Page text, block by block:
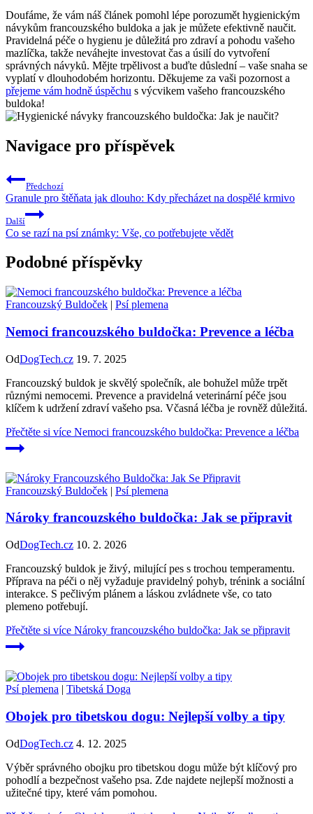
Doufáme, že vám náš článek pomohl lépe porozumět hygienickým
návykům francouzského buldoka a jak je můžete efektivně naučit.
Pravidelná péče o hygienu je důležitá pro zdraví a pohodu vašeho
mazlíčka, takže neváhejte investovat čas a úsilí do vytvoření
správných návyků. Mějte trpělivost a buďte důslední – vaše snaha se
vyplatí v dlouhodobém horizontu. Děkujeme za vaši pozornost a
přejeme vám hodně úspěchu s výcvikem vašeho francouzského
buldoka!
Navigace pro příspěvek
Předchozí
Granule pro štěňata jak dlouho: Kdy přecházet na dospělé krmivo
Další
Co se razí na psí známky: Vše, co potřebujete vědět
Podobné příspěvky
Francouzský Buldoček | Psí plemena
Nemoci francouzského buldočka: Prevence a léčba
OdDogTech.cz 19. 7. 2025
Francouzský buldok je skvělý společník, ale bohužel může trpět
různými nemocemi. Prevence a pravidelná veterinární péče jsou
klíčem k udržení zdraví vašeho psa. Včasná léčba je rovněž důležitá.
Přečtěte si více Nemoci francouzského buldočka: Prevence a léčba
Francouzský Buldoček | Psí plemena
Nároky francouzského buldočka: Jak se připravit
OdDogTech.cz 10. 2. 2026
Francouzský buldok je živý, milující pes s trochou temperamentu.
Příprava na péči o něj vyžaduje pravidelný pohyb, trénink a sociální
interakce. S pečlivým plánem a láskou zvládnete vše, co tato
plemeno potřebují.
Přečtěte si více Nároky francouzského buldočka: Jak se připravit
Psí plemena | Tibetská Doga
Obojek pro tibetskou dogu: Nejlepší volby a tipy
OdDogTech.cz 4. 12. 2025
Výběr správného obojku pro tibetskou dogu může být klíčový pro
pohodlí a bezpečnost vašeho psa. Zde najdete nejlepší možnosti a
užitečné tipy, které vám pomohou.